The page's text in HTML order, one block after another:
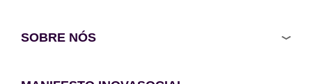
SOBRE NÓS